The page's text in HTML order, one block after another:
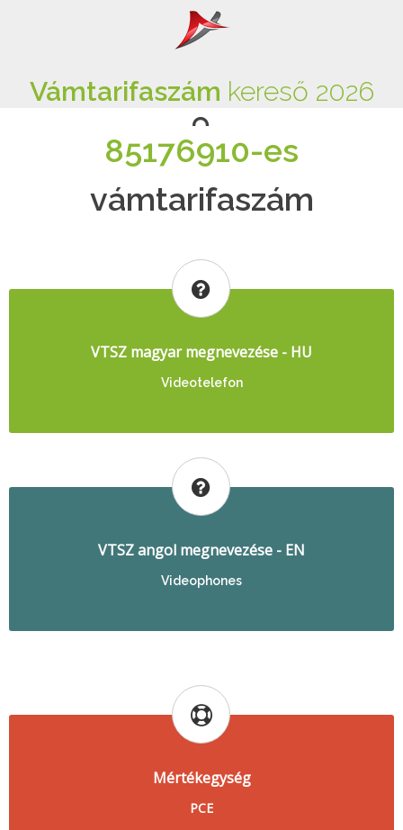
Vámtarifaszám kereső 2026
85176910-es
vámtarifaszám
VTSZ magyar megnevezése - HU
Videotelefon
VTSZ angol megnevezése - EN
Videophones
Mértékegység
PCE